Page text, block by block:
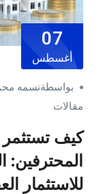
07
أغسطس
بواسطةنسمه
مقالات
كيف
المحترفين:
للاستثمار